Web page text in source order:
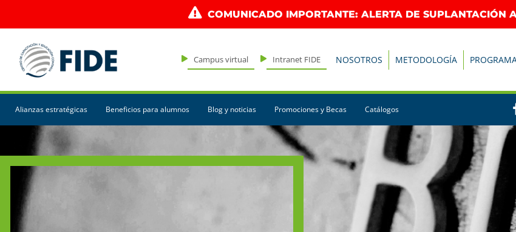
COMUNICADO IMPORTANTE: ALERTA DE SUPLANTACIÓN
Campus virtual Intranet FIDE NOSOTROS METODOLOGÍA
Alianzas estratégicas Beneficios para alumnos Blog y noticias Promociones y Becas Catálogos